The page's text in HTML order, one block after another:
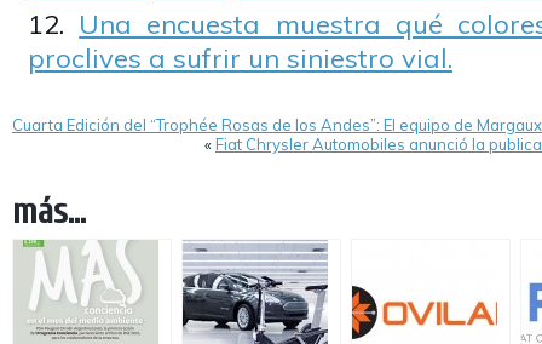
Una encuesta muestra qué
proclives a sufrir un siniestro vial.
Cuarta Edición del “Trophée Rosas de los Andes”: El equipo de
«Fiat Chrysler Automobiles anunció la
más...